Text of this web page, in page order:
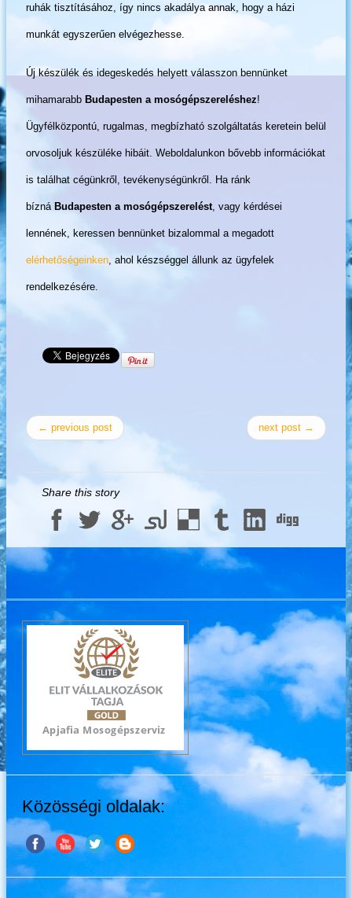
ruhák tisztításához, így nincs akadálya annak, hogy a házi
munkát egyszerűen elvégezhesse.
Új készülék és idegeskedés helyett válasszon bennünket
mihamarabb Budapesten a mosógépszereléshez!
Ügyfélközpontú, rugalmas, megbízható szolgáltatás keretein belül
orvosoljuk készüléke hibáit. Weboldalunkon bővebb információkat
is találhat cégünkről, tevékenységünkről. Ha ránk
bízná Budapesten a mosógépszerelést , vagy kérdései
lennének, keressen bennünket bizalommal a megadott
elérhetőségeinken , ahol készséggel állunk az ügyfelek
rendelkezésére.
← previous post next post →
Share this story
Közösségi oldalak: